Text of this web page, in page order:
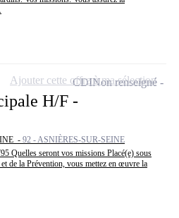
H/F -
- 92 - ASNIÈRES-SUR-SEINE
Quelles seront vos missions Placé(e) sous
de la Prévention, vous mettez en œuvre la
CDINon renseigné
Ajouter cette offre à ma sélection